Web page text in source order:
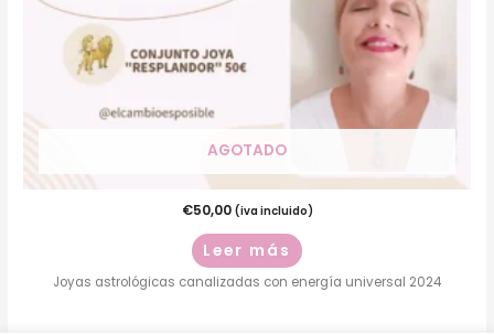
AGOTADO
€50,00 (iva incluido)
Leer más
Joyas astrológicas canalizadas con energía universal 2024